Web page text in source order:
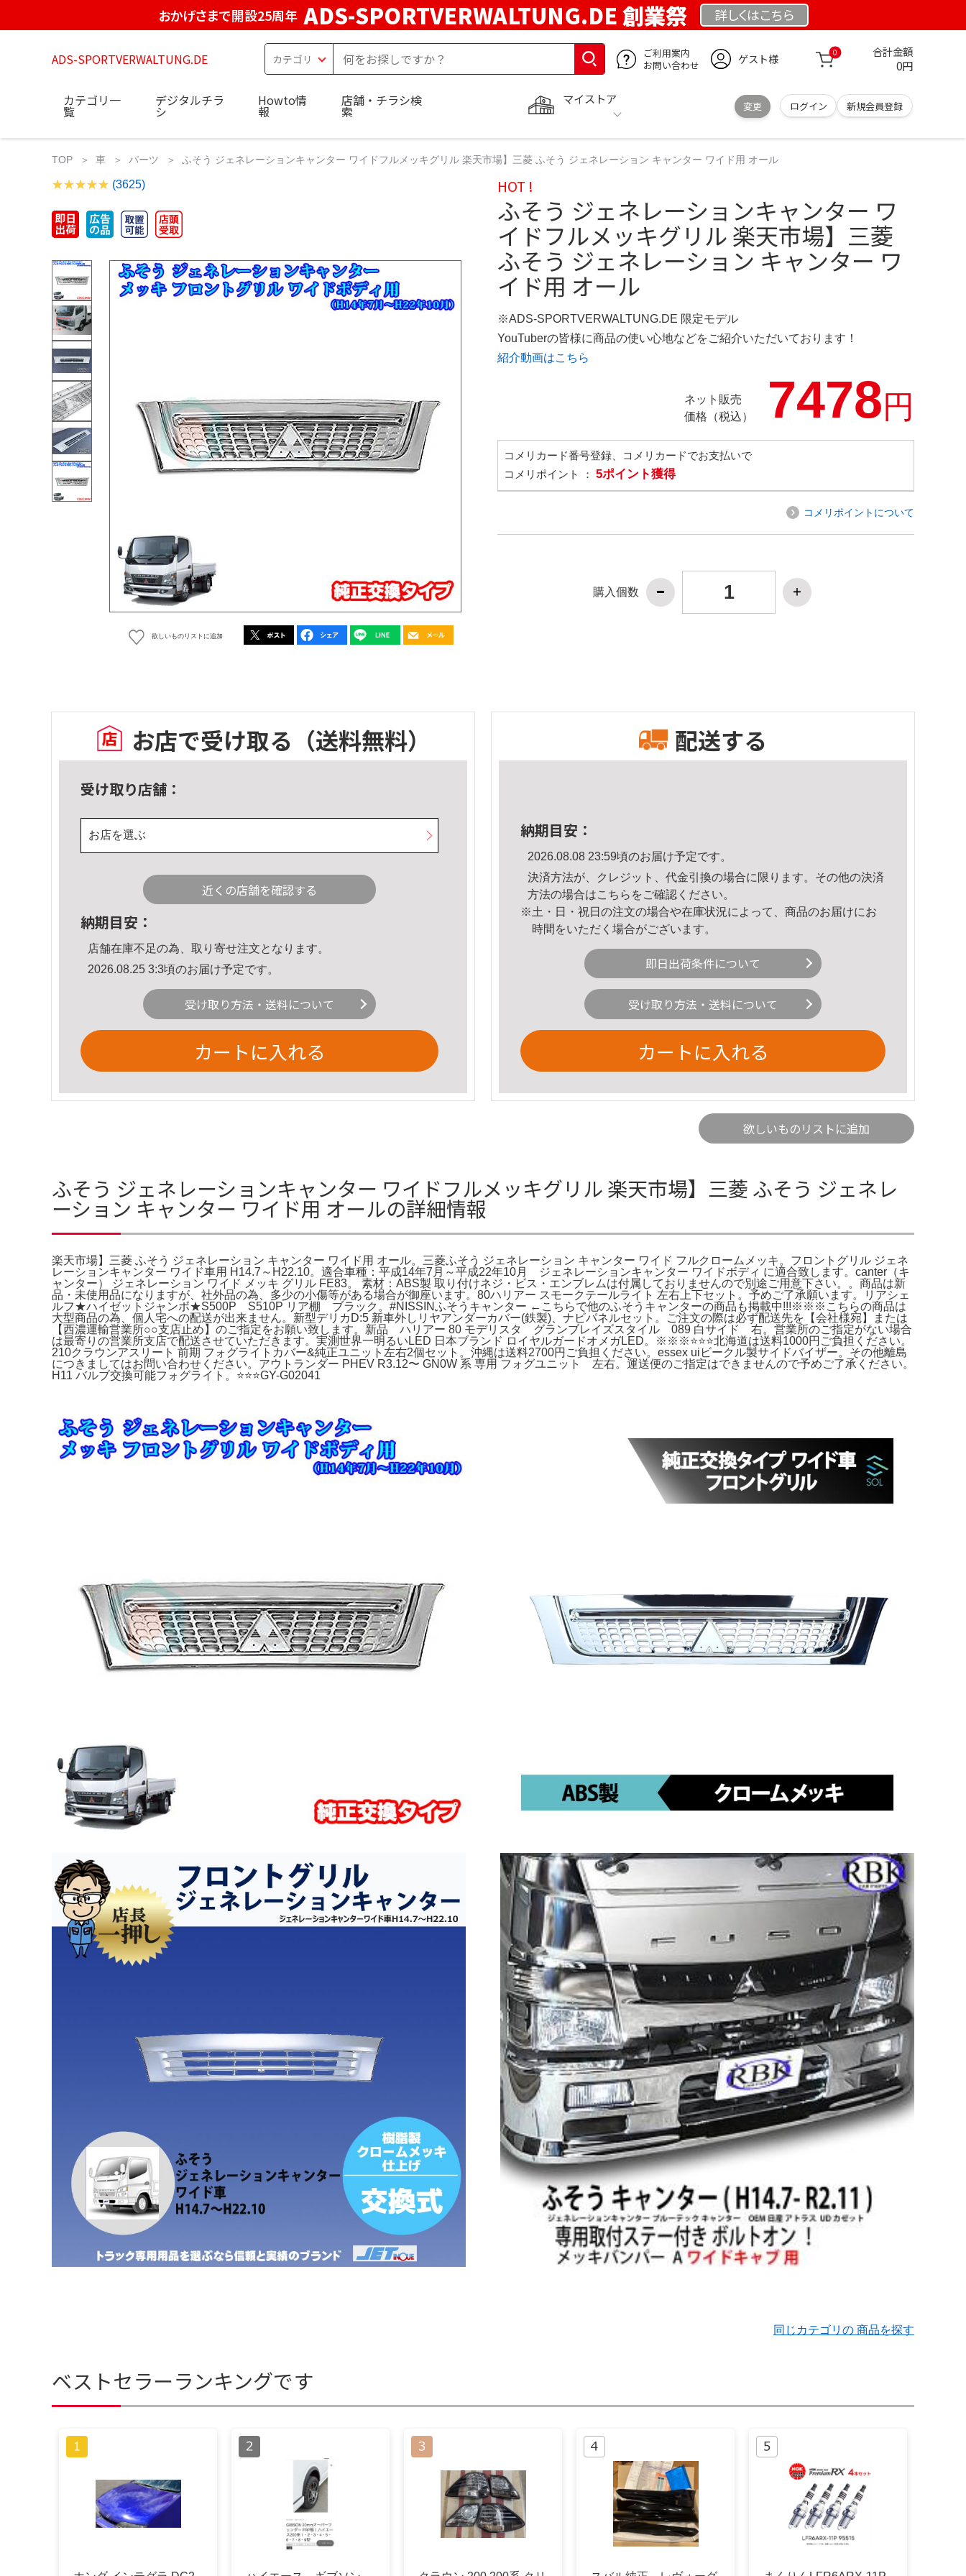
おかげさまで開設25周年 ADS-SPORTVERWALTUNG.DE 創業祭 詳しくはこちら
ADS-SPORTVERWALTUNG.DE
ご利用案内
お問い合わせ
ゲスト様 0 合計金額
0円
マイストア
変更 ログイン 新規会員登録
カテゴリ一
覧
デジタルチラ
シ
Howto情
報
店舗・チラシ検
索
TOP 車 パーツ ふそう ジェネレーションキャンター ワイドフルメッキグリル 楽天市場】三菱 ふそう ジェネレーション キャンター ワイド用 オール
(3625)
欲しいものリストに追加
HOT !
ふそう ジェネレーションキャンター ワ
イドフルメッキグリル 楽天市場】三菱
ふそう ジェネレーション キャンター ワ
イド用 オール
※ADS-SPORTVERWALTUNG.DE 限定モデル
YouTuberの皆様に商品の使い心地などをご紹介いただいております！
紹介動画はこちら
ネット販売
価格（税込）
7478円
コメリカード番号登録、コメリカードでお支払いで
コメリポイント ： 5ポイント獲得
コメリポイントについて
購入個数
お店で受け取る （送料無料）
受け取り店舗：
お店を選ぶ
近くの店舗を確認する
納期目安：
店舗在庫不足の為、取り寄せ注文となります。
2026.08.25 3:3頃のお届け予定です。
受け取り方法・送料について
カートに入れる
配送する
納期目安：
2026.08.08 23:59頃のお届け予定です。
決済方法が、クレジット、代金引換の場合に限ります。その他の決済
方法の場合はこちら をご確認ください。
※土・日・祝日の注文の場合や在庫状況によって、商品のお届けにお
時間をいただく場合がございます。
即日出荷条件について
受け取り方法・送料について
カートに入れる
欲しいものリストに追加
ふそう ジェネレーションキャンター ワイドフルメッキグリル 楽天市場】三菱 ふそう ジェネレ
ーション キャンター ワイド用 オールの詳細情報
楽天市場】三菱 ふそう ジェネレーション キャンター ワイド用 オール。三菱ふそう ジェネレーション キャンター ワイド フルクロームメッキ。フロントグリル ジェネ
レーションキャンター ワイド車用 H14.7～H22.10。適合車種：平成14年7月～平成22年10月 ジェネレーションキャンター ワイドボディ に適合致します。canter（キ
ャンター） ジェネレーション ワイド メッキ グリル FE83。 素材：ABS製 取り付けネジ・ビス・エンブレムは付属しておりませんので別途ご用意下さい。。商品は新
品・未使用品になりますが、社外品の為、多少の小傷等がある場合が御座います。80ハリアー スモークテールライト 左右上下セット。予めご了承願います。リアシェ
ルフ★ハイゼットジャンボ★S500P S510P リア棚 ブラック。#NISSINふそうキャンター ←こちらで他のふそうキャンターの商品も掲載中!!!※※※こちらの商品は
大型商品の為、個人宅への配送が出来ません。新型デリカD:5 新車外しリヤアンダーカバー(鉄製)、ナビパネルセット。ご注文の際は必ず配送先を【会社様宛】または
【西濃運輸営業所○○支店止め】のご指定をお願い致します。新品 ハリアー 80 モデリスタ グランブレイズスタイル 089 白サイド 右。営業所のご指定がない場合
は最寄りの営業所支店で配送させていただきます。実測世界一明るいLED 日本ブランド ロイヤルガードオメガLED。※※※⭐️⭐️⭐️北海道は送料1000円ご負担ください。
210クラウンアスリート 前期 フォグライトカバー&純正ユニット左右2個セット。沖縄は送料2700円ご負担ください。essex uiビークル製サイドバイザー。その他離島
につきましてはお問い合わせください。アウトランダー PHEV R3.12〜 GN0W 系 専用 フォグユニット 左右。運送便のご指定はできませんので予めご了承ください。
H11 バルブ交換可能フォグライト。⭐️⭐️⭐️GY-G02041
同じカテゴリの 商品を探す
ベストセラーランキングです